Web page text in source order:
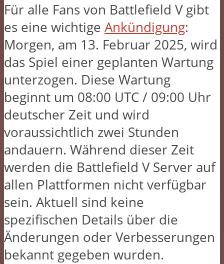
Für alle Fans von Battlefield V gibt
es eine wichtige Ankündigung:
Morgen, am 13. Februar 2025, wird
das Spiel einer geplanten Wartung
unterzogen. Diese Wartung
beginnt um 08:00 UTC / 09:00 Uhr
deutscher Zeit und wird
voraussichtlich zwei Stunden
andauern. Während dieser Zeit
werden die Battlefield V Server auf
allen Plattformen nicht verfügbar
sein. Aktuell sind keine
spezifischen Details über die
Änderungen oder Verbesserungen
bekannt gegeben wurden.